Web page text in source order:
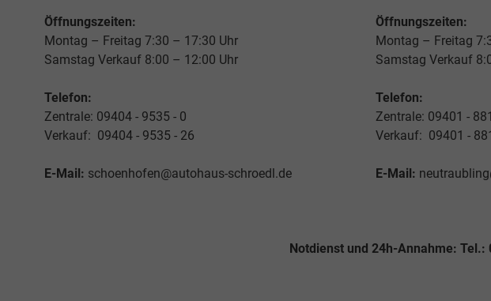
Öffnungszeiten:
Montag – Freitag 7:30 – 17:30 Uhr
Samstag Verkauf 8:00 – 12:00 Uhr
Telefon:
Zentrale: 09404 - 9535 - 0
Verkauf: 09404 - 9535 - 26
E-Mail: schoenhofen@autohaus-schroedl.de
Öffnungszeiten:
Montag – Freitag
Samstag Verkauf
Telefon:
Zentrale: 09401 -
Verkauf: 09401 -
E-Mail:
Notdienst und 24h-Annahme: